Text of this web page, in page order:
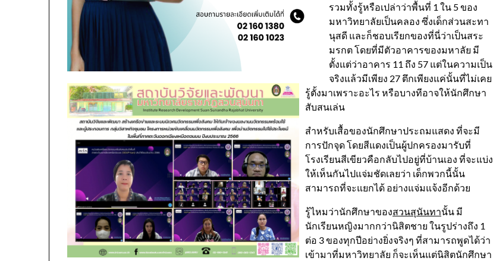
รวมทั้งรู้หรือเปล่าว่าพื้นที่ 1 ใน 5 ของ
มหาวิทยาลัยเป็นคลอง ซึ่งเด็กส่วนสะทา
นุสดี และก็ชอบเรียกของที่นี่ว่าเป็นสระ
มรกต โดยที่มีตัวอาคารของมหาลัย มี
ตั้งแต่ว่าอาคาร 11 ถึง 57 แต่ในความเป็น
จริงแล้วมีเพียง 27 ตึกเพียงแค่นั้นที่ไม่เคย
รู้ตั้งมาเพราะอะไร หรือบางทีอาจให้นักศึกษา
สับสนเล่น
สำหรับเสื้อของนักศึกษาประถมแสดง ที่จะมี
การปักจุด โดยสีแดงเป็นผู้ปกครองมารับที่
โรงเรียนสีเขียวคือกลับไปอยู่ที่บ้านเอง ที่จะแบ่ง
ให้เห็นกันไปแจ่มชัดเลยว่า เด็กพวกนี้นั้น
สามารถที่จะแยกได้ อย่างแจ่มแจ้งอีกด้วย
รู้ไหมว่านักศึกษาของสวนสุนันทานั้น มี
นักเรียนหญิงมากกว่านิสิตชาย ในรูปร่างถึง 1
ต่อ 3 ของทุกปีอย่างยิ่งจริงๆ ที่สามารถพูดได้ว่า
เข้ามาที่มหาวิทยาลัย ก็จะเห็นแต่นิสิตนักศึกษา